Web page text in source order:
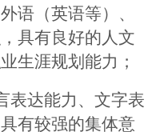
语（英语等）、
具有良好的人文
生涯规划能力；
表达能力、文字表
有较强的集体意